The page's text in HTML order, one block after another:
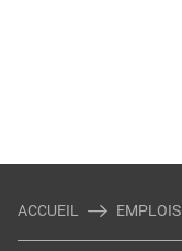
ACCUEIL EMPLOIS